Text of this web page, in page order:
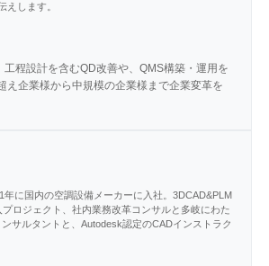
します。
程設計を含むQD改善や、QMS構築・運用を
え企業様から中規模の企業様まで企業変革を
に国内の空調設備メーカーに入社。3DCAD&PLM
ロジェクト、社内業務改革コンサルと多岐にわた
サルタントと、Autodesk認定のCADインストラク